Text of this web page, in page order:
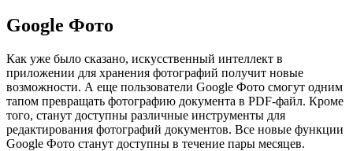
Google Фото
Как уже было сказано, искусственный интеллект в
приложении для хранения фотографий получит новые
возможности. А еще пользователи Google Фото смогут одним
тапом превращать фотографию документа в PDF-файл. Кроме
того, станут доступны различные инструменты для
редактирования фотографий документов. Все новые функции
Google Фото станут доступны в течение пары месяцев.